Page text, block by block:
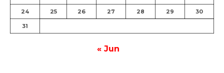
24 25 26 27 28 29 30
31
« Jun